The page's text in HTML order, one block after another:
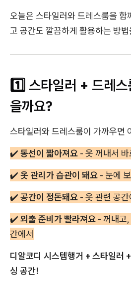
오늘은 스타일러와 드레스룸을 함
고 공간도 깔끔하게 활용하는 방
1️⃣ 스타일러 + 드레
을까요?
스타일러와 드레스룸이 가까우면
✔️ 동선이 짧아져요 - 옷 꺼내서
✔️ 옷 관리가 습관이 돼요 - 눈에
✔️ 공간이 정돈돼요 - 옷 관련 공
✔️ 외출 준비가 빨라져요 - 꺼내고
간에서
디알코디 시스템행거 + 스타일러
싱 공간!